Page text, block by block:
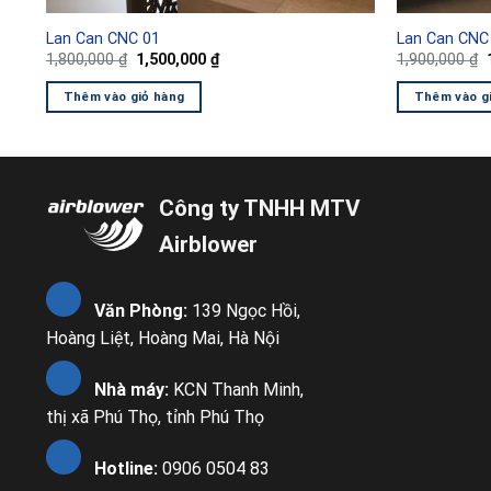
Lan Can CNC 01
1,800,000₫ Giá
gốc
là:
1,800,000 ₫.
1,500,000₫Giá
hiện
Thêm vào giỏ hàng
Lan Can
1,900,000₫
Thêm vào
Công ty TNHH MTV
Airblower
Văn Phòng: 139 Ngọc Hồi,
Hoàng Liệt, Hoàng Mai, Hà Nội
Nhà máy: KCN Thanh Minh,
thị xã Phú Thọ, tỉnh Phú Thọ
Hotline: 0906 0504 83